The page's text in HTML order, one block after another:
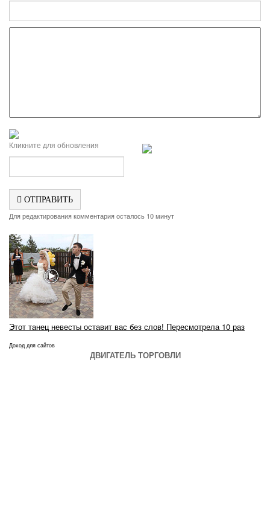
Кликните для обновления
ОТПРАВИТЬ
Для редактирования комментария осталось 10 минут
Этот танец невесты оставит вас без слов! Пересмотрела 10 раз
Доход для сайтов
ДВИГАТЕЛЬ ТОРГОВЛИ